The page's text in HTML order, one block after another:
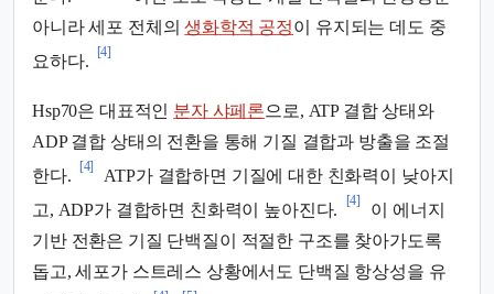
아니라 세포 전체의생화학적 공정이 유지되는 데도 중
요하다.
[4]
Hsp70은 대표적인 분자 샤페론으로, ATP 결합 상태와
ADP 결합 상태의 전환을 통해 기질 결합과 방출을 조절
한다.
[4]
ATP가 결합하면 기질에 대한 친화력이 낮아지
고, ADP가 결합하면 친화력이 높아진다.
[4]
이 에너지
기반 전환은 기질 단백질이 적절한 구조를 찾아가도록
돕고, 세포가 스트레스 상황에서도 단백질 항상성을 유